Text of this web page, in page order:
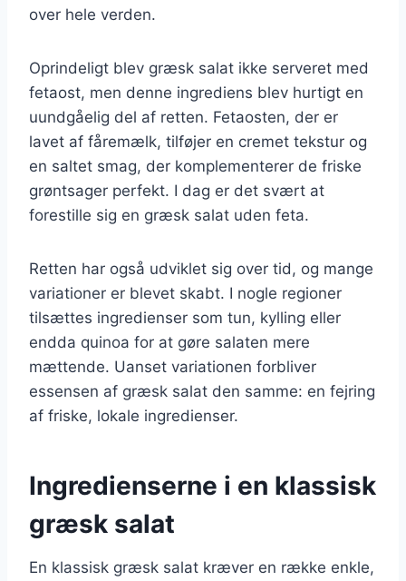
over hele verden.
Oprindeligt blev græsk salat ikke serveret med
fetaost, men denne ingrediens blev hurtigt en
uundgåelig del af retten. Fetaosten, der er
lavet af fåremælk, tilføjer en cremet tekstur og
en saltet smag, der komplementerer de friske
grøntsager perfekt. I dag er det svært at
forestille sig en græsk salat uden feta.
Retten har også udviklet sig over tid, og mange
variationer er blevet skabt. I nogle regioner
tilsættes ingredienser som tun, kylling eller
endda quinoa for at gøre salaten mere
mættende. Uanset variationen forbliver
essensen af græsk salat den samme: en fejring
af friske, lokale ingredienser.
Ingredienserne i en klassisk
græsk salat
En klassisk græsk salat kræver en række enkle,